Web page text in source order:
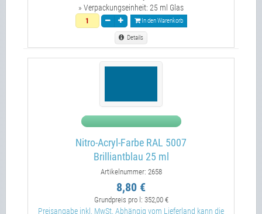
» Verpackungseinheit: 25 ml Glas
In den Warenkorb
Details
Nitro-Acryl-Farbe RAL 5007
Brilliantblau 25 ml
Artikelnummer: 2658
8,80 €
Grundpreis pro l: 352,00 €
Preisangabe inkl. MwSt. Abhängig vom Lieferland kann die